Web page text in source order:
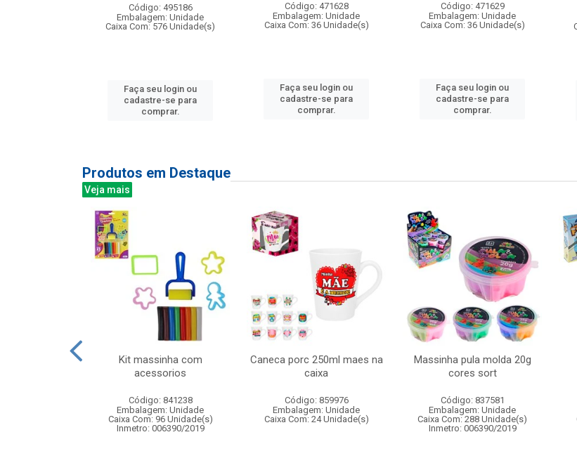
Código: 495186
Embalagem: Unidade
Caixa Com: 576 Unidade(s)
Faça seu login ou
cadastre-se para
comprar.
Código: 471628
Embalagem: Unidade
Caixa Com: 36 Unidade(s)
Faça seu login ou
cadastre-se para
comprar.
Código: 471629
Embalagem: Unidade
Caixa Com: 36 Unidade(s)
Faça seu login ou
cadastre-se para
comprar.
Produtos em Destaque
Veja mais
Kit massinha com
acessorios
Código: 841238
Embalagem: Unidade
Caixa Com: 96 Unidade(s)
Inmetro: 006390/2019
Caneca porc 250ml maes na
caixa
Código: 859976
Embalagem: Unidade
Caixa Com: 24 Unidade(s)
Massinha pula molda 20g
cores sort
Código: 837581
Embalagem: Unidade
Caixa Com: 288 Unidade(s)
Inmetro: 006390/2019